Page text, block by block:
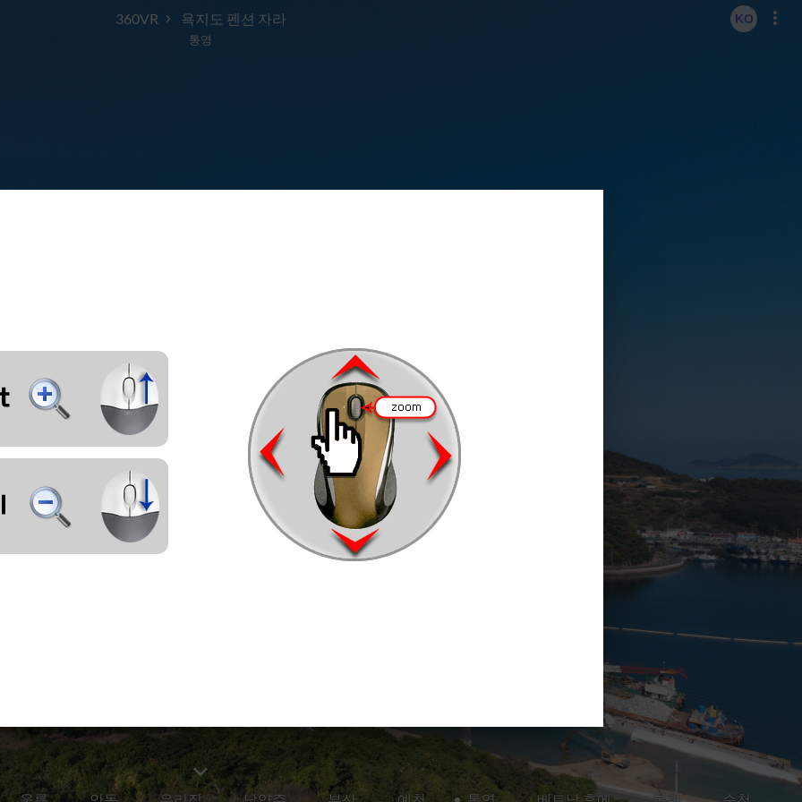
KO
360VR 욕지도 펜션 자라
통영